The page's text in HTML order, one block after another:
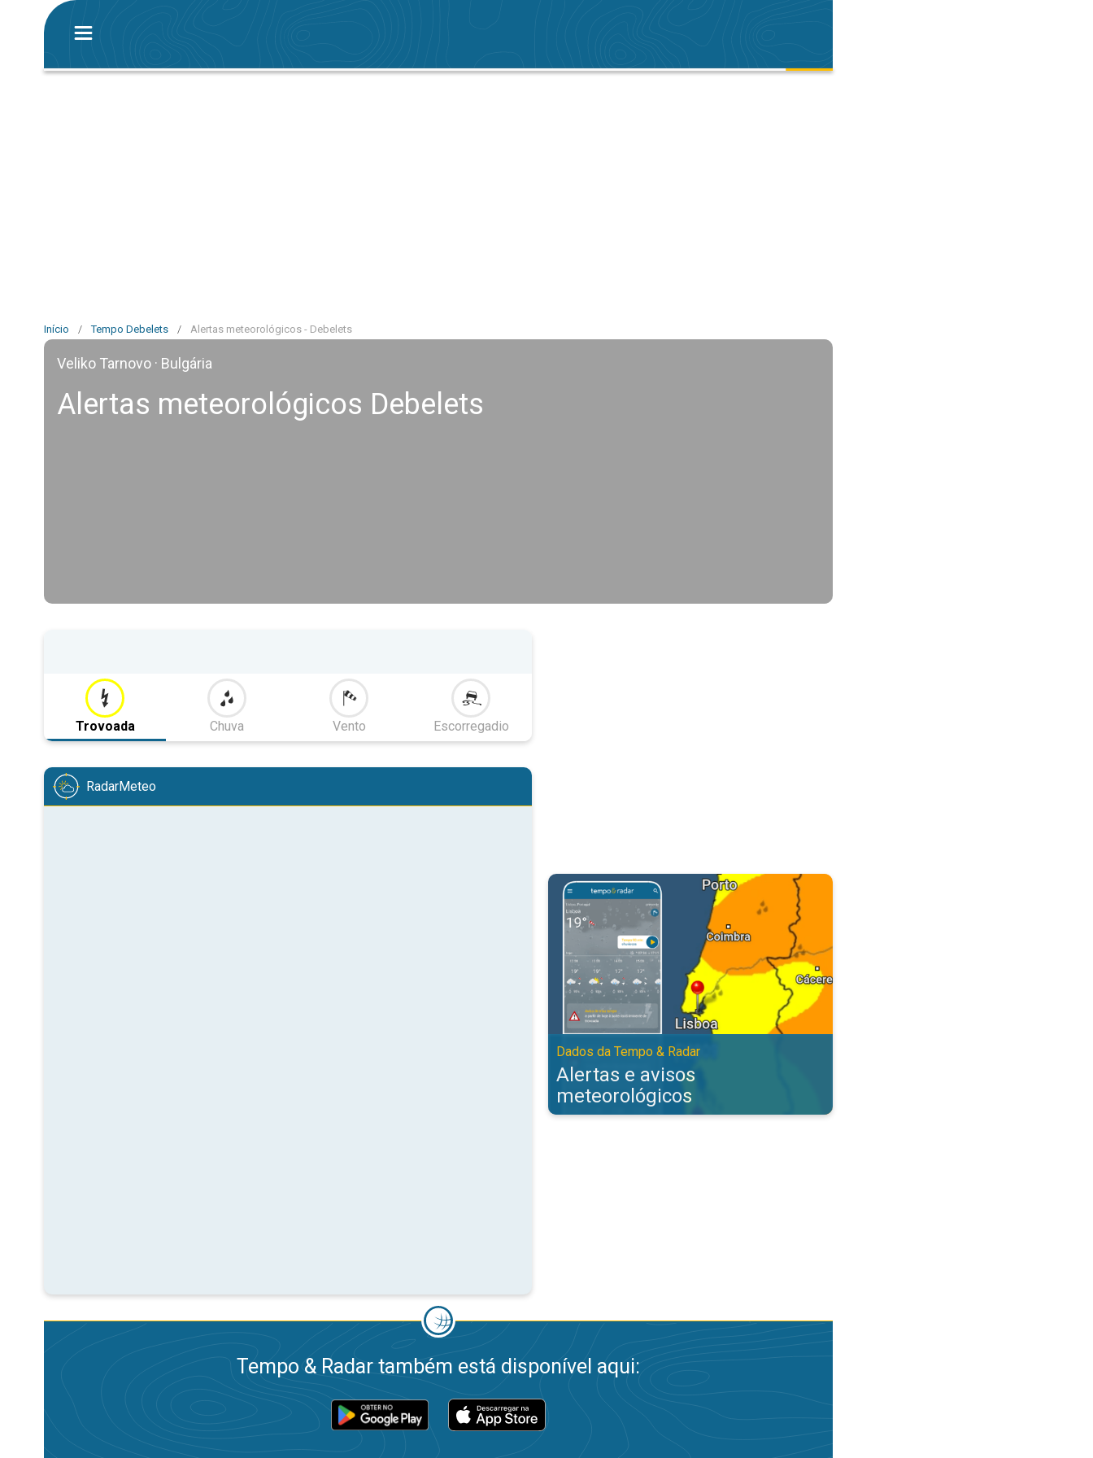
Início / Tempo Debelets / Alertas meteorológicos - Debelets
Veliko Tarnovo · Bulgária
Alertas meteorológicos Debelets
Trovoada Chuva Vento Escorregadio
RadarMeteo
Alertas e avisos meteorológicos. Dados da Tempo & Radar. . .
Dados da Tempo & Radar
Alertas e avisos
meteorológicos
Tempo & Radar também está disponível aqui: